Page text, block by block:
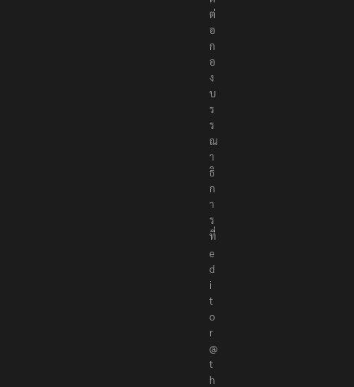
ต่
อ
ก
อ
ง
บ
ร
ร
ณ
า
ธิ
ก
า
ร
ที่
e
d
i
t
o
r
@
t
h